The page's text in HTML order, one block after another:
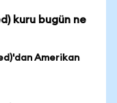
kuru bugün ne
Amerikan